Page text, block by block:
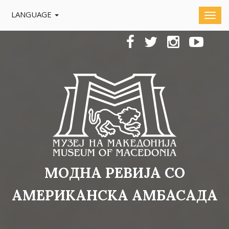
LANGUAGE
МОДНА РЕВИЈА СО
АМЕРИКАНСКА АМБАСАДА